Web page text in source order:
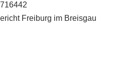
Freiburg im Breisgau